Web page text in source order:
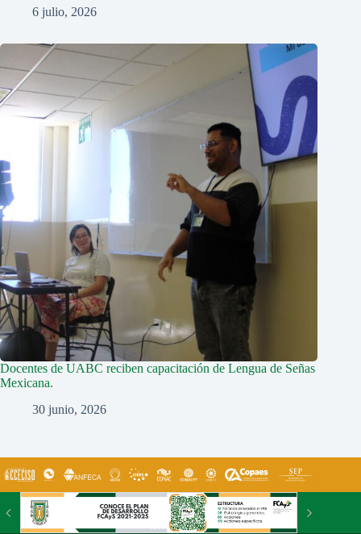
6 julio, 2026
Docentes de UABC reciben capacitación de Lengua de Señas
Mexicana.
30 junio, 2026